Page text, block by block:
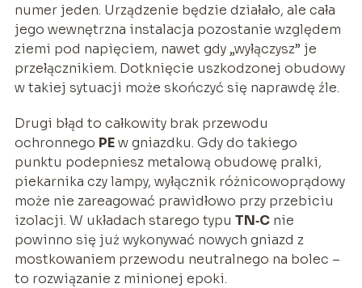
numer jeden. Urządzenie będzie działało, ale cała
jego wewnętrzna instalacja pozostanie względem
ziemi pod napięciem, nawet gdy „wyłączysz” je
przełącznikiem. Dotknięcie uszkodzonej obudowy
w takiej sytuacji może skończyć się naprawdę źle.
Drugi błąd to całkowity brak przewodu
ochronnego PEw gniazdku. Gdy do takiego
punktu podepniesz metalową obudowę pralki,
piekarnika czy lampy, wyłącznik różnicowoprądowy
może nie zareagować prawidłowo przy przebiciu
izolacji. W układach starego typu TN‑Cnie
powinno się już wykonywać nowych gniazd z
mostkowaniem przewodu neutralnego na bolec –
to rozwiązanie z minionej epoki.